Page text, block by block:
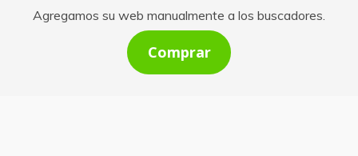
Agregamos su web manualmente a los buscadores.
Comprar